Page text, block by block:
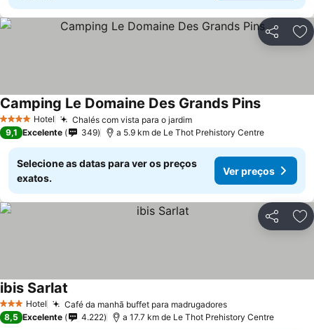
Partilhar
4 EstrelasHotel Chalés com vista para o jardim
Camping Le Domaine Des Grands Pins
9,1 Excelente 349 a 5.9 km de Le Thot Prehistory Centre
Selecione as datas para ver os preços
exatos.
Ver preços
Partilhar
3 EstrelasHotel Café da manhã buffet para madrugadores
ibis Sarlat
8,5 Excelente 4.222 a 17.7 km de Le Thot Prehistory Centre